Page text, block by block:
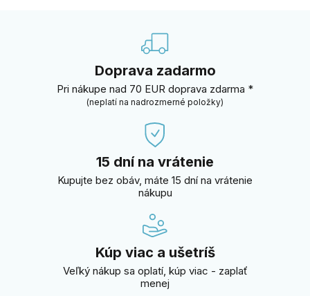
Doprava zadarmo
Pri nákupe nad 70 EUR doprava zdarma *
(neplatí na nadrozmerné položky)
15 dní na vrátenie
Kupujte bez obáv, máte 15 dní na vrátenie
nákupu
Kúp viac a ušetríš
Veľký nákup sa oplatí, kúp viac - zaplať
menej